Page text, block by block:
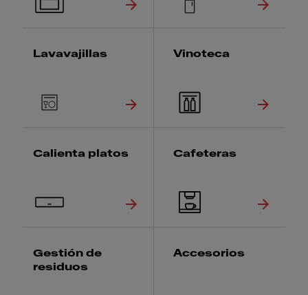
Lavavajillas Vinoteca
Calienta platos Cafeteras
Gestión de
residuos
Accesorios